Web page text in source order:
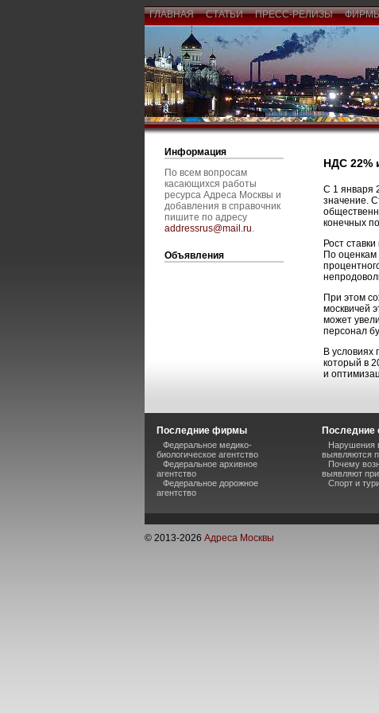
ГЛАВНАЯ СТАТЬИ ПРЕСС-РЕЛИЗЫ
Информация
По всем вопросам
касающихся работы
ресурса Адреса Москвы и
добавления в справочник
пишите по адресу
addressrus@mail.ru.
Объявления
НДС 22%
С 1 января
значение.
конечных
Рост
По
При этом
москвичей
может
персонал
В
который в
и
Последние фирмы
Федеральное медико-
биологическое агентство
Федеральное архивное
агентство
Федеральное дорожное
агентство
Последние
Нарушения
выявляются
Почему
выявляют
Спорт и
© 2013-2026 Адреса Москвы